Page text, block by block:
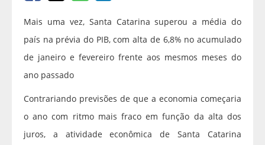
Mais uma vez, Santa Catarina superou a média do
país na prévia do PIB, com alta de 6,8% no acumulado
de janeiro e fevereiro frente aos mesmos meses do
ano passado
Contrariando previsões de que a economia começaria
o ano com ritmo mais fraco em função da alta dos
juros, a atividade econômica de Santa Catarina